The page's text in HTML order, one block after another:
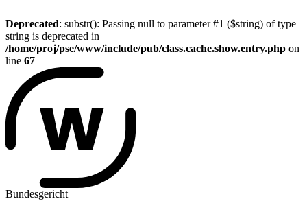
Deprecated: substr(): Passing null to parameter #1 ($string) of type
string is deprecated in
/home/proj/pse/www/include/pub/class.cache.show.entry.php on
line 67
Bundesgericht